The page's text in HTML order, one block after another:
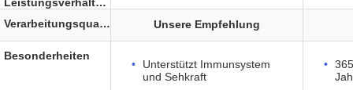
Unsere Empfehlung
Unterstützt Immunsystem
und Sehkraft
Verarbeitungsqualität
Besonderheiten